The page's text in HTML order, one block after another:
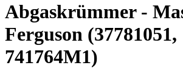
Abgaskrümmer -
Ferguson (37781051,
741764M1)